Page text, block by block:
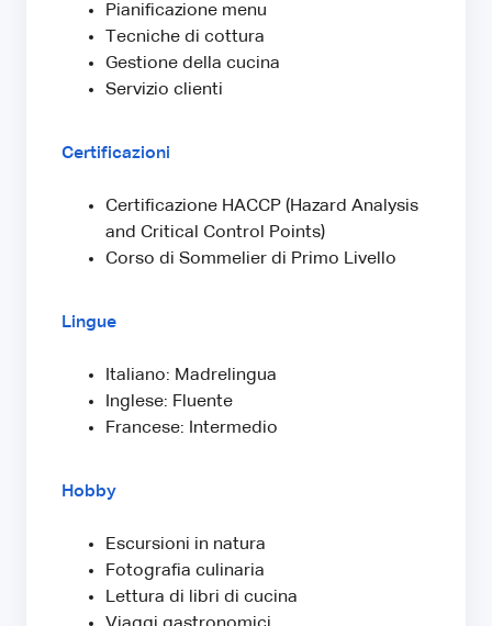
Pianificazione menu
Tecniche di cottura
Gestione della cucina
Servizio clienti
Certificazioni
Certificazione HACCP (Hazard Analysis
and Critical Control Points)
Corso di Sommelier di Primo Livello
Lingue
Italiano: Madrelingua
Inglese: Fluente
Francese: Intermedio
Hobby
Escursioni in natura
Fotografia culinaria
Lettura di libri di cucina